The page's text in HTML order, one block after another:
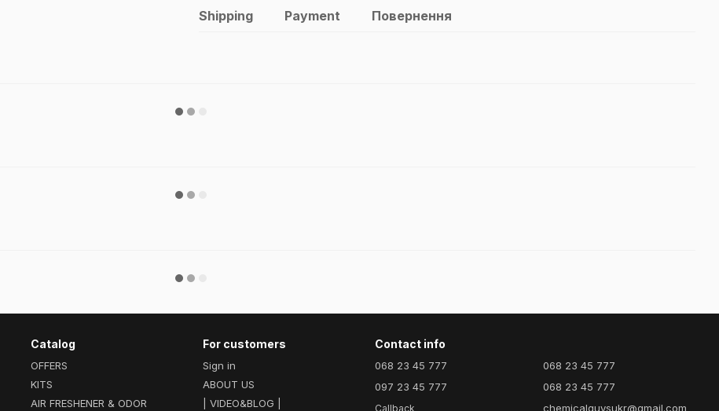
Shipping Payment Повернення
Catalog
OFFERS
KITS
AIR FRESHENER & ODOR
For customers
Sign in
ABOUT US
| VIDEO&BLOG |
Contact info
068 23 45 777
097 23 45 777
Callback
068 23 45 777
068 23 45 777
chemicalguysukr@gmail.com